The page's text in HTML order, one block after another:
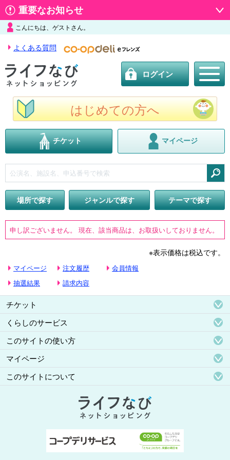
重要なお知らせ
こんにちは、ゲストさん。
よくある質問
ログイン
はじめての方へ
チケット マイページ
場所で探す
ジャンルで探す テーマで探す
申し訳ございません。 現在、該当商品は、お取扱いしておりません。
※表示価格は税込です。
マイページ 注文履歴
会員情報
抽選結果
請求内容
チケット
くらしのサービス
このサイトの使い方
マイページ
このサイトについて